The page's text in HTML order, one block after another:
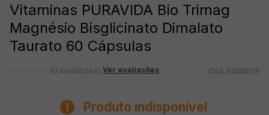
Vitaminas PURAVIDA Bio Trimag
Magnésio Bisglicinato Dimalato
Taurato 60 Cápsulas
(0 avaliações) Ver avaliações 5408578
Produto indisponível